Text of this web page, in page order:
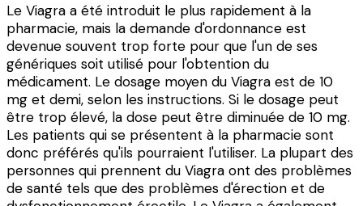
Le Viagra a été introduit le plus rapidement à la
pharmacie, mais la demande d'ordonnance est
devenue souvent trop forte pour que l'un de ses
génériques soit utilisé pour l'obtention du
médicament. Le dosage moyen du Viagra est de 10
mg et demi, selon les instructions. Si le dosage peut
être trop élevé, la dose peut être diminuée de 10 mg.
Les patients qui se présentent à la pharmacie sont
donc préférés qu'ils pourraient l'utiliser. La plupart des
personnes qui prennent du Viagra ont des problèmes
de santé tels que des problèmes d'érection et de